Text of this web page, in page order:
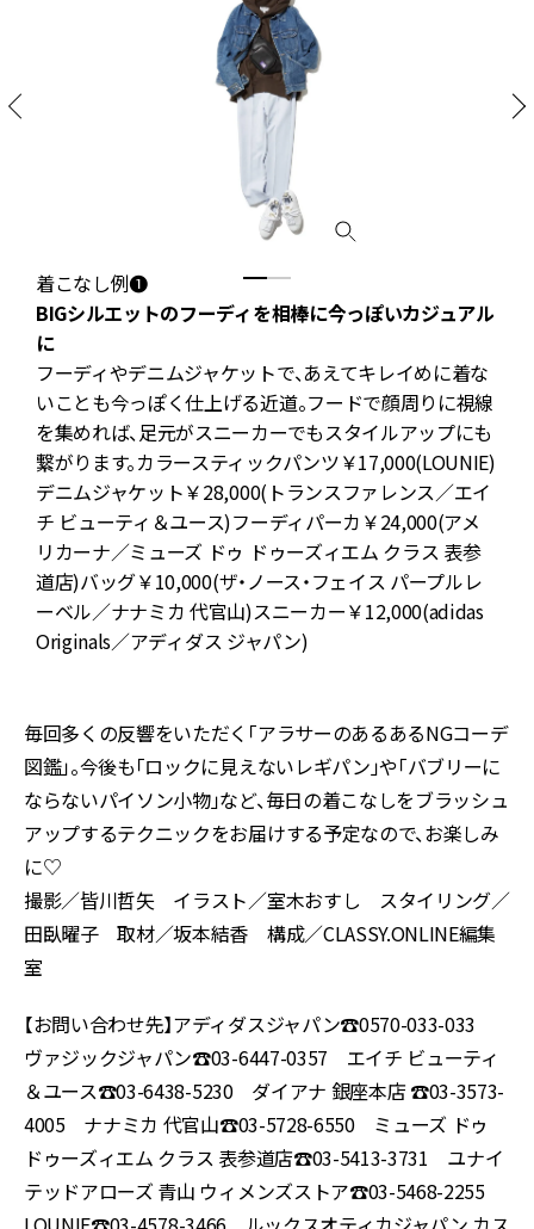
着こなし例❶
BIGシルエットのフーディを相棒に今っぽいカジュアル
に
フーディやデニムジャケットで、あえてキレイめに着な
いことも今っぽく仕上げる近道。フードで顔周りに視線
を集めれば、足元がスニーカーでもスタイルアップにも
繋がります。カラースティックパンツ￥17,000(LOUNIE)
デニムジャケット￥28,000(トランスファレンス／エイ
チ ビューティ＆ユース)フーディパーカ￥24,000(アメ
リカーナ／ミューズ ドゥ ドゥーズィエム クラス 表参
道店)バッグ￥10,000(ザ・ノース・フェイス パープルレ
ーベル／ナナミカ 代官山)スニーカー￥12,000(adidas
Originals／アディダス ジャパン)
毎回多くの反響をいただく「アラサーのあるあるNGコーデ
図鑑」。今後も「ロックに見えないレギパン」や「バブリーに
ならないパイソン小物」など、毎日の着こなしをブラッシュ
アップするテクニックをお届けする予定なので、お楽しみ
に♡
撮影／皆川哲矢 イラスト／室木おすし スタイリング／
田臥曜子 取材／坂本結香 構成／CLASSY.ONLINE編集
室
【お問い合わせ先】アディダスジャパン☎︎0570-033-033
ヴァジックジャパン☎︎03-6447-0357 エイチ ビューティ
＆ユース☎︎03-6438-5230 ダイアナ 銀座本店 ☎︎03-3573-
4005 ナナミカ 代官山☎︎03-5728-6550 ミューズ ドゥ
ドゥーズィエム クラス 表参道店☎︎03-5413-3731 ユナイ
テッドアローズ 青山 ウィメンズストア☎︎03-5468-2255